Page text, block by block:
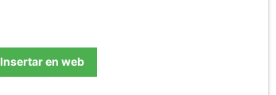
Insertar en web